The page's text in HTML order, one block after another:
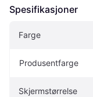
Spesifikasjoner
Farge
Produsentfarge
Skjermstørrelse